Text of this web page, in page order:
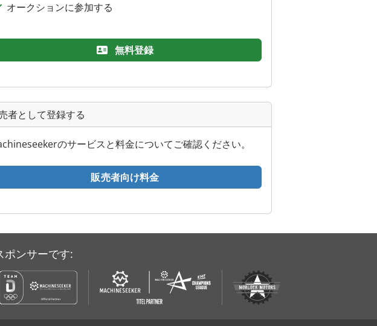
オークションに参加する
無料登録
者として登録する
のサービスと料金についてご確認ください。
販売者向け料金
ンサーです: